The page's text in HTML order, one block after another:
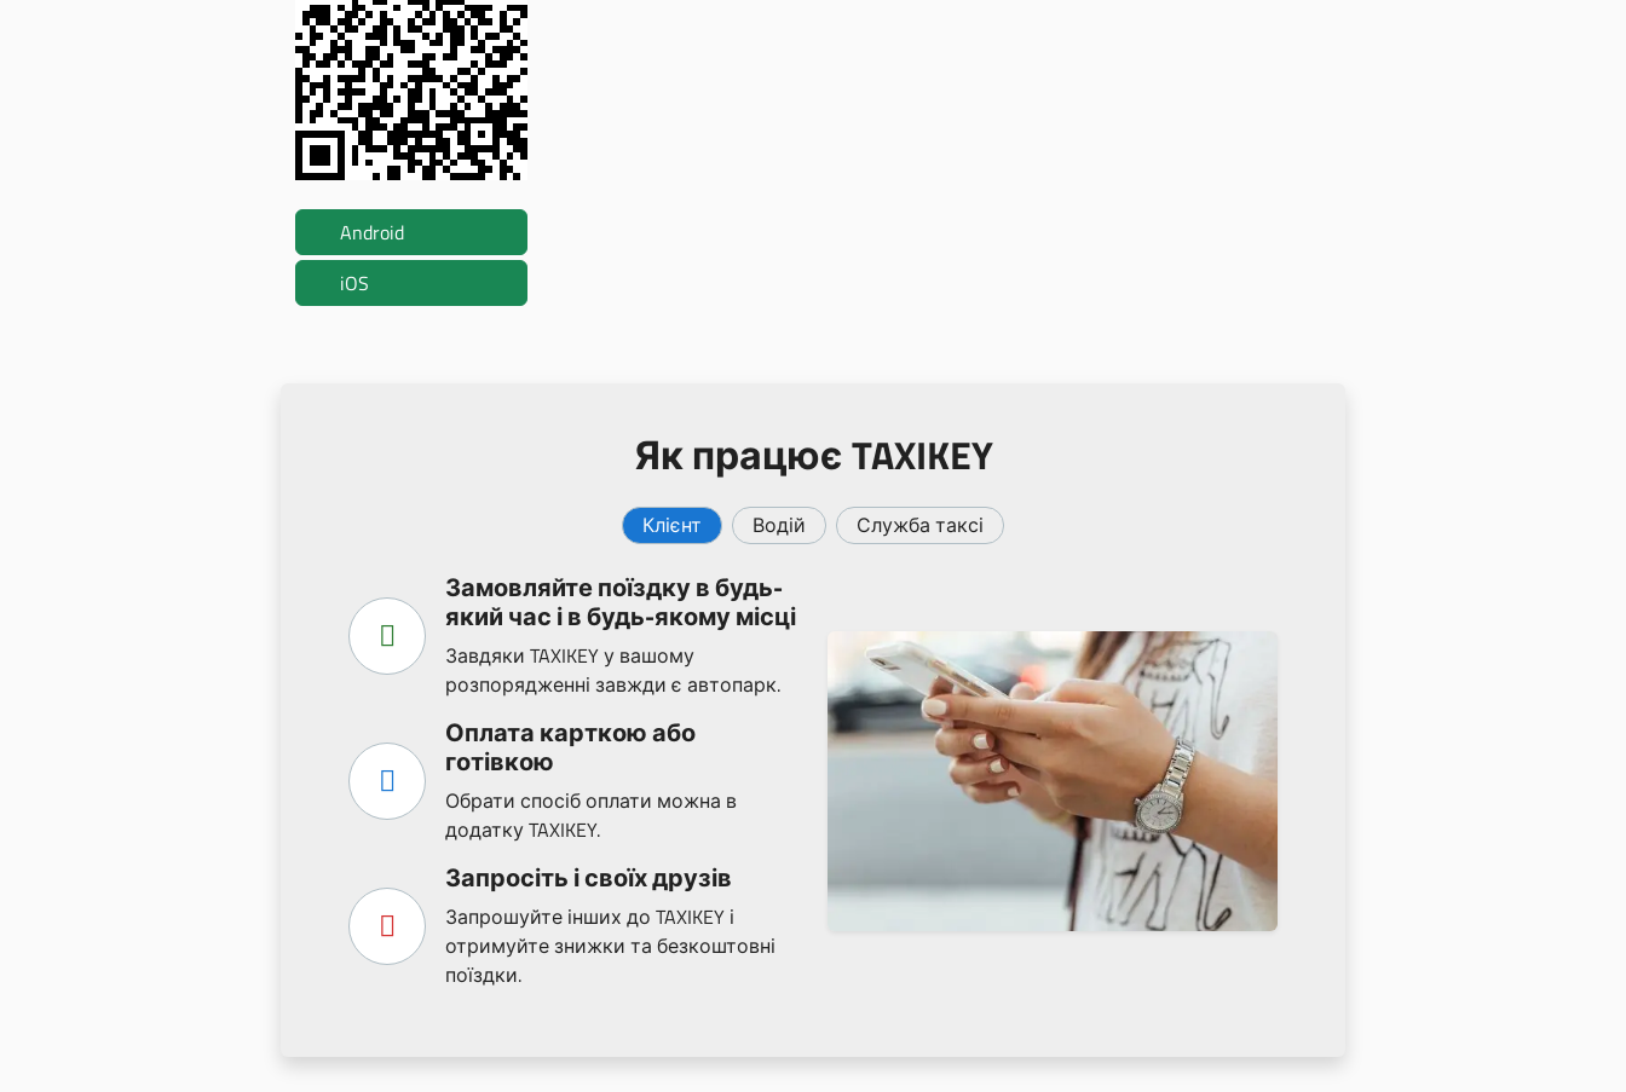
Android
iOS
Як працює TAXIKEY
Клієнт Водій Служба таксі
Замовляйте поїздку в будь-
який час і в будь-якому місці
Завдяки TAXIKEY у вашому
розпорядженні завжди є автопарк.
Оплата карткою або
готівкою
Обрати спосіб оплати можна в
додатку TAXIKEY.
Запросіть і своїх друзів
Запрошуйте інших до TAXIKEY і
отримуйте знижки та безкоштовні
поїздки.